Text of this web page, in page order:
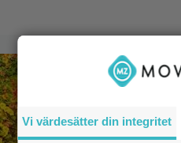
Vi värdesätter din integritet